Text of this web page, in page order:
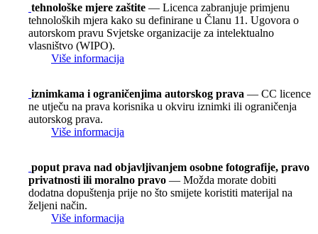
tehnološke mjere zaštite — Licenca zabranjuje primjenu
tehnoloških mjera kako su definirane u Članu 11. Ugovora o
autorskom pravu Svjetske organizacije za intelektualno
vlasništvo (WIPO).
Više informacija
iznimkama i ograničenjima autorskog prava — CC licence
ne utječu na prava korisnika u okviru iznimki ili ograničenja
autorskog prava.
Više informacija
poput prava nad objavljivanjem osobne fotografije, pravo
privatnosti ili moralno pravo — Možda morate dobiti
dodatna dopuštenja prije no što smijete koristiti materijal na
željeni način.
Više informacija